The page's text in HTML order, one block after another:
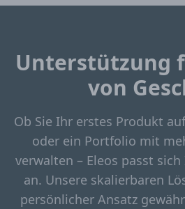
Unterstützung
von
Ob Sie Ihr erstes Produkt
oder ein Portfolio mit
verwalten – Eleos passt
an. Unsere skalierbaren
persönlicher Ansatz